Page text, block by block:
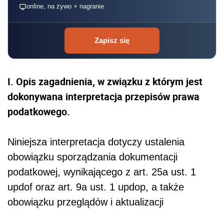
online, na żywo + nagranie
Zapisz się
I. Opis zagadnienia, w związku z którym jest
dokonywana interpretacja przepisów prawa
podatkowego.
Niniejsza interpretacja dotyczy ustalenia
obowiązku sporządzania dokumentacji
podatkowej, wynikającego z art. 25a ust. 1
updof oraz art. 9a ust. 1 updop, a także
obowiązku przeglądów i aktualizacji